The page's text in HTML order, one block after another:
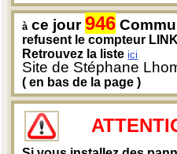
à ce jour946
refusent le compteur
Retrouvez la listeici
Site de Stéphane
( en bas de la page )